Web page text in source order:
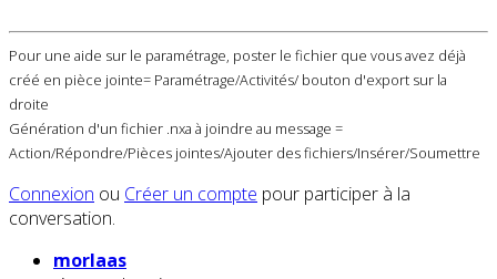
Pour une aide sur le paramétrage, poster le fichier que vous avez déjà
créé en pièce jointe= Paramétrage/Activités/ bouton d'export sur la
droite
Génération d'un fichier .nxa à joindre au message =
Action/Répondre/Pièces jointes/Ajouter des fichiers/Insérer/Soumettre
Connexion ou Créer un compte pour participer à la
conversation.
morlaas